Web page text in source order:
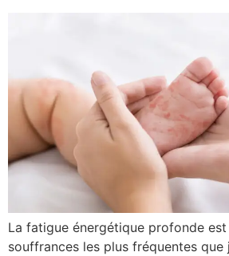
La fatigue énergétique profonde est
souffrances les plus fréquentes que